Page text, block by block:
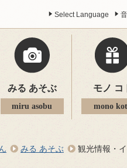
Select Language
みる あそぶ
miru asobu
モノ コ
mono
みる あそぶ 観光情報・